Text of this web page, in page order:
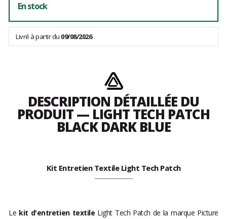
En stock
Livré à partir du 09/08/2026
DESCRIPTION DÉTAILLÉE DU
PRODUIT — LIGHT TECH PATCH
BLACK DARK BLUE
Kit Entretien Textile Light Tech Patch
Le kit d'entretien textile Light Tech Patch de la marque Picture